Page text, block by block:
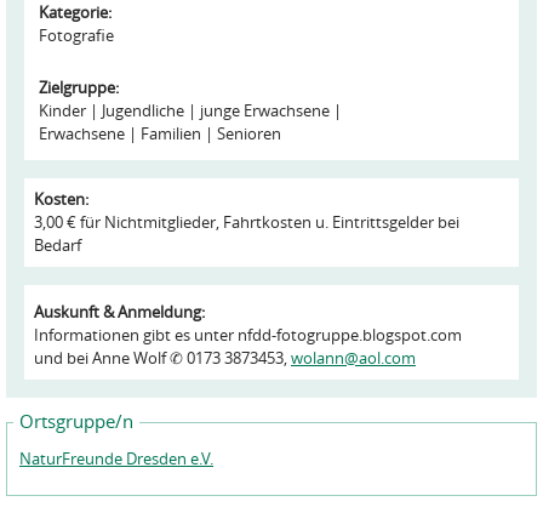
Kategorie:
Fotografie
Zielgruppe:
Kinder
Jugendliche
junge Erwachsene
Erwachsene
Familien Senioren
Kosten:
3,00 € für Nichtmitglieder, Fahrtkosten u. Eintrittsgelder bei
Bedarf
Auskunft & Anmeldung:
Informationen gibt es unter nfdd-fotogruppe.blogspot.com
und bei Anne Wolf ✆ 0173 3873453,wolann@aol.com
Ortsgruppe/n
NaturFreunde Dresden e.V.